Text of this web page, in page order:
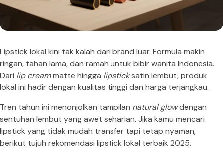
Lipstick lokal kini tak kalah dari brand luar. Formula makin
ringan, tahan lama, dan ramah untuk bibir wanita Indonesia.
Dari lip creammatte hingga lipsticksatin lembut, produk
lokal ini hadir dengan kualitas tinggi dan harga terjangkau.
Tren tahun ini menonjolkan tampilan natural glowdengan
sentuhan lembut yang awet seharian. Jika kamu mencari
lipstick yang tidak mudah transfer tapi tetap nyaman,
berikut tujuh rekomendasi lipstick lokal terbaik 2025.